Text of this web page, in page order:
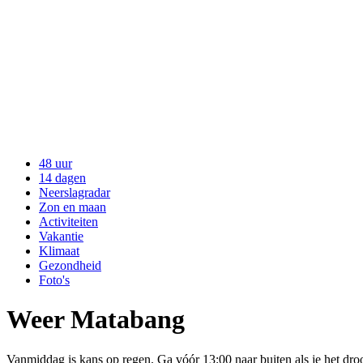
48 uur
14 dagen
Neerslagradar
Zon en maan
Activiteiten
Vakantie
Klimaat
Gezondheid
Foto's
Weer Matabang
Vanmiddag is kans op regen. Ga vóór 13:00 naar buiten als je het